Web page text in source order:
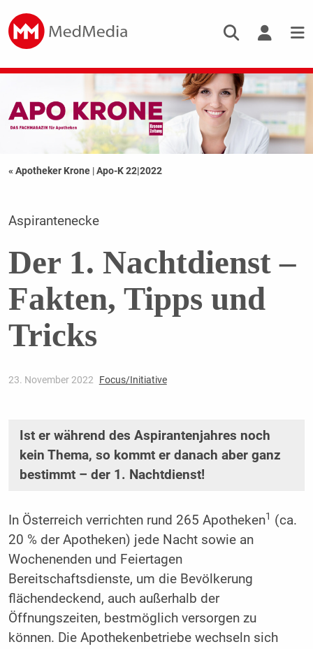
« Apotheker Krone |Apo-K 22|2022
Aspirantenecke
Der 1. Nachtdienst –
Fakten, Tipps und
Tricks
23. November 2022 Focus/Initiative
Ist er während des Aspirantenjahres noch
kein Thema, so kommt er danach aber ganz
bestimmt – der 1. Nachtdienst!
In Österreich verrichten rund 265 Apotheken1 (ca.
20 % der Apotheken) jede Nacht sowie an
Wochenenden und Feiertagen
Bereitschaftsdienste, um die Bevölkerung
flächendeckend, auch außerhalb der
Öffnungszeiten, bestmöglich versorgen zu
können. Die Apothekenbetriebe wechseln sich